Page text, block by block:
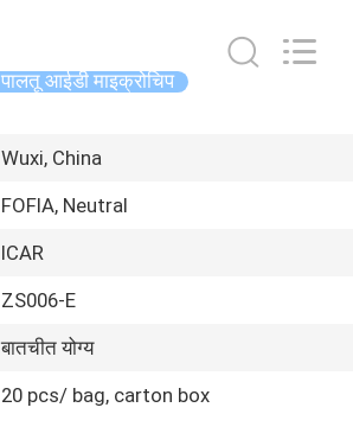
पालतू आईडी माइक्रोचिप
Wuxi, China
FOFIA, Neutral
ICAR
ZS006-E
बातचीत योग्य
20 pcs/ bag, carton box